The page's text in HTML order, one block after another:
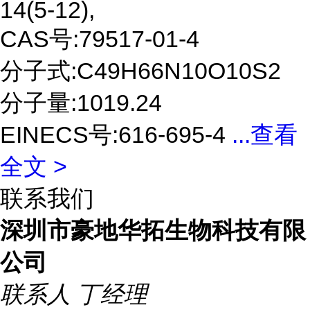
14(5-12),
CAS号:79517-01-4
分子式:C49H66N10O10S2
分子量:1019.24
EINECS号:616-695-4 ...查看
全文 >
联系我们
深圳市豪地华拓生物科技有限
公司
联系人 丁经理